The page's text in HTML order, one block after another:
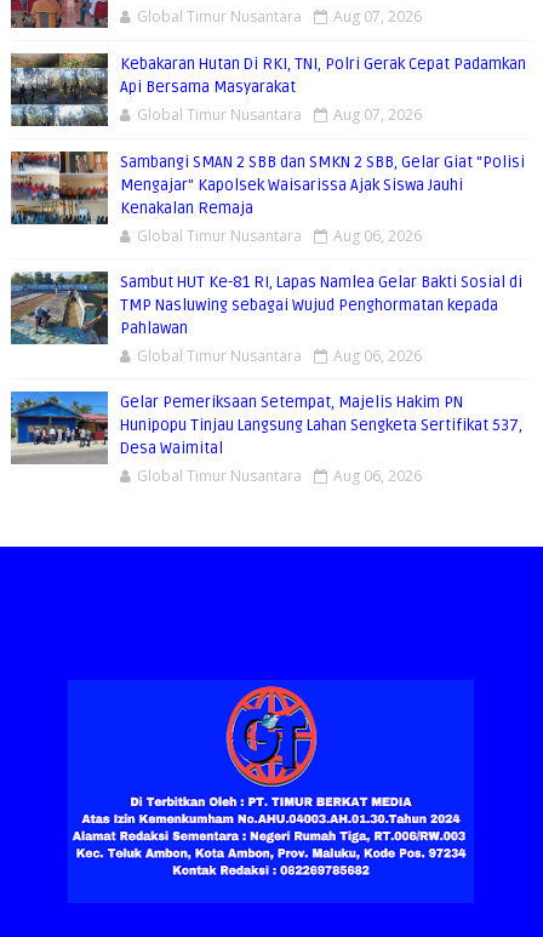
Global Timur Nusantara Aug 07, 2026
Kebakaran Hutan Di RKI, TNI, Polri Gerak Cepat Padamkan
Api Bersama Masyarakat
Global Timur Nusantara Aug 07, 2026
Sambangi SMAN 2 SBB dan SMKN 2 SBB, Gelar Giat "Polisi
Mengajar" Kapolsek Waisarissa Ajak Siswa Jauhi
Kenakalan Remaja
Global Timur Nusantara Aug 06, 2026
Sambut HUT Ke-81 RI, Lapas Namlea Gelar Bakti Sosial di
TMP Nasluwing sebagai Wujud Penghormatan kepada
Pahlawan
Global Timur Nusantara Aug 06, 2026
Gelar Pemeriksaan Setempat, Majelis Hakim PN
Hunipopu Tinjau Langsung Lahan Sengketa Sertifikat 537,
Desa Waimital
Global Timur Nusantara Aug 06, 2026